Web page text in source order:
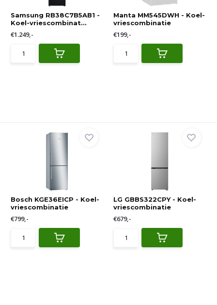
Samsung RB38C7B5AB1 -
Koel-vriescombinat...
€1.249,-
Manta MM545DWH - Koel-
vriescombinatie
€199,-
Bosch KGE36EICP - Koel-
vriescombinatie
€799,-
LG GBBS322CPY - Koel-
vriescombinatie
€679,-